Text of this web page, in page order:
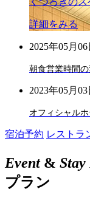
詳細をみる
2025年05月06
朝食営業時間の
2023年05月03
オフィシャル
宿泊予約 レストラ
Event& Stay
プラン